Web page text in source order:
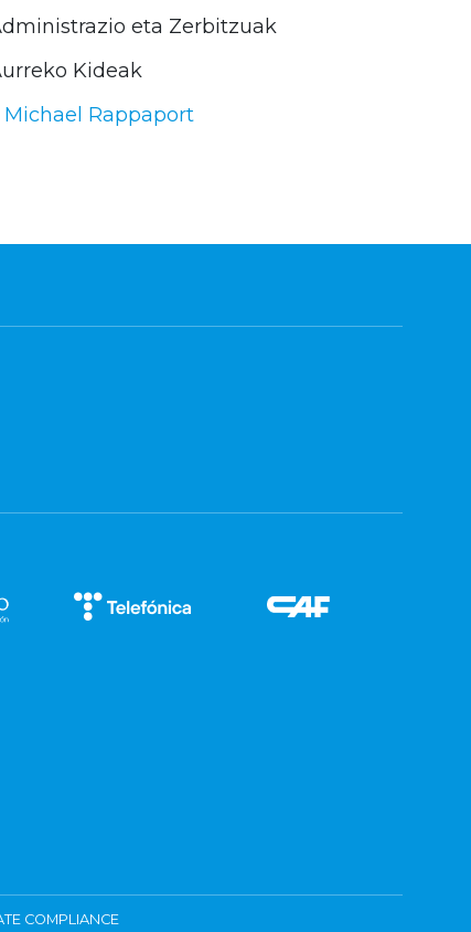
eta Zerbitzuak
Kideak
Michael Rappaport
COMPLIANCE